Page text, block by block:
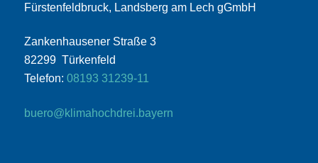
Fürstenfeldbruck, Landsberg am Lech gGmbH
Zankenhausener Straße 3
82299 Türkenfeld
Telefon: 08193 31239-11
buero@klimahochdrei.bayern